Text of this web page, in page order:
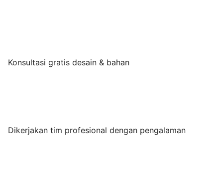
Konsultasi gratis desain & bahan
Dikerjakan tim profesional dengan pengalaman